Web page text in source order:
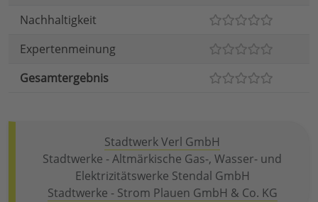
Nachhaltigkeit
Expertenmeinung
Gesamtergebnis
Stadtwerk Verl GmbH
Stadtwerke - Altmärkische Gas-, Wasser- und
Elektrizitätswerke Stendal GmbH
Stadtwerke - Strom Plauen GmbH & Co. KG